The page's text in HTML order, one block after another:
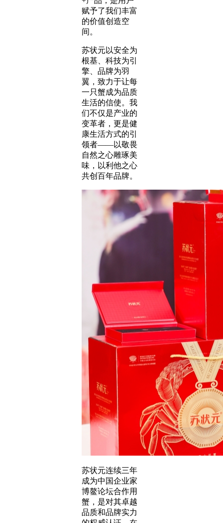
赋予了我们丰富
的价值创造空
间。
苏状元以安全为
根基、科技为引
擎、品牌为羽
翼，致力于让每
一只蟹成为品质
生活的信使。我
们不仅是产业的
变革者，更是健
康生活方式的引
领者——以敬畏
自然之心雕琢美
味，以利他之心
共创百年品牌。
苏状元连续三年
成为中国企业家
博鳌论坛合作用
蟹，是对其卓越
品质和品牌实力